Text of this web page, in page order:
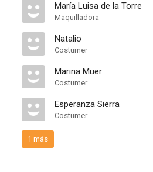
María Luisa de la Torre
Maquilladora
Natalio
Costumer
Marina Muer
Costumer
Esperanza Sierra
Costumer
1 más